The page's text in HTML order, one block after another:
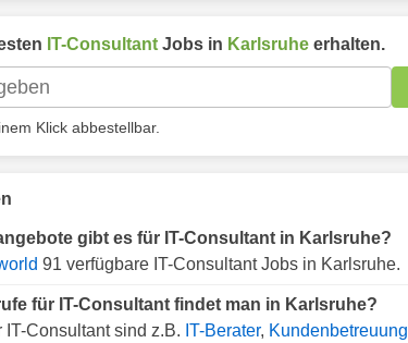
IT-Consultant Jobs in Karlsruhe erhalten.
Klick abbestellbar.
gibt es für IT-Consultant in Karlsruhe?
91 verfügbare IT-Consultant Jobs in Karlsruhe.
für IT-Consultant findet man in Karlsruhe?
Consultant sind z.B. IT-Berater, Kundenbetreuung